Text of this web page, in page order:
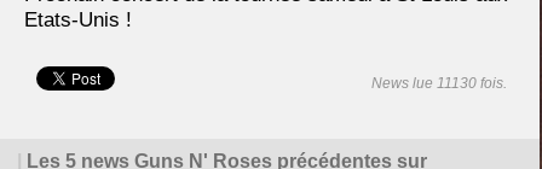
Etats-Unis !
News lue 11130 fois.
Les 5 news Guns N' Roses précédentes sur